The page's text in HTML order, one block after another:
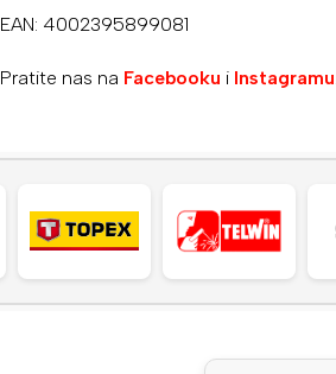
EAN: 4002395899081
Pratite nas na Facebooku i Instagramu